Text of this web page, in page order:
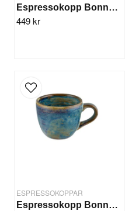
Espressokopp Bonna Coral 8cl/6st
449 kr
ESPRESSOKOPPAR
Espressokopp Bonna Sapphire 8 cl/6st